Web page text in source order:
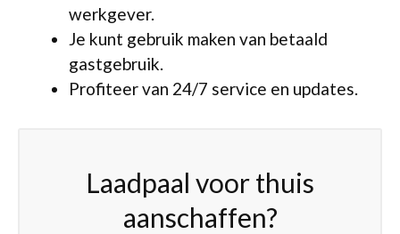
werkgever.
Je kunt gebruik maken van betaald
gastgebruik.
Profiteer van 24/7 service en updates.
Laadpaal voor thuis
aanschaffen?